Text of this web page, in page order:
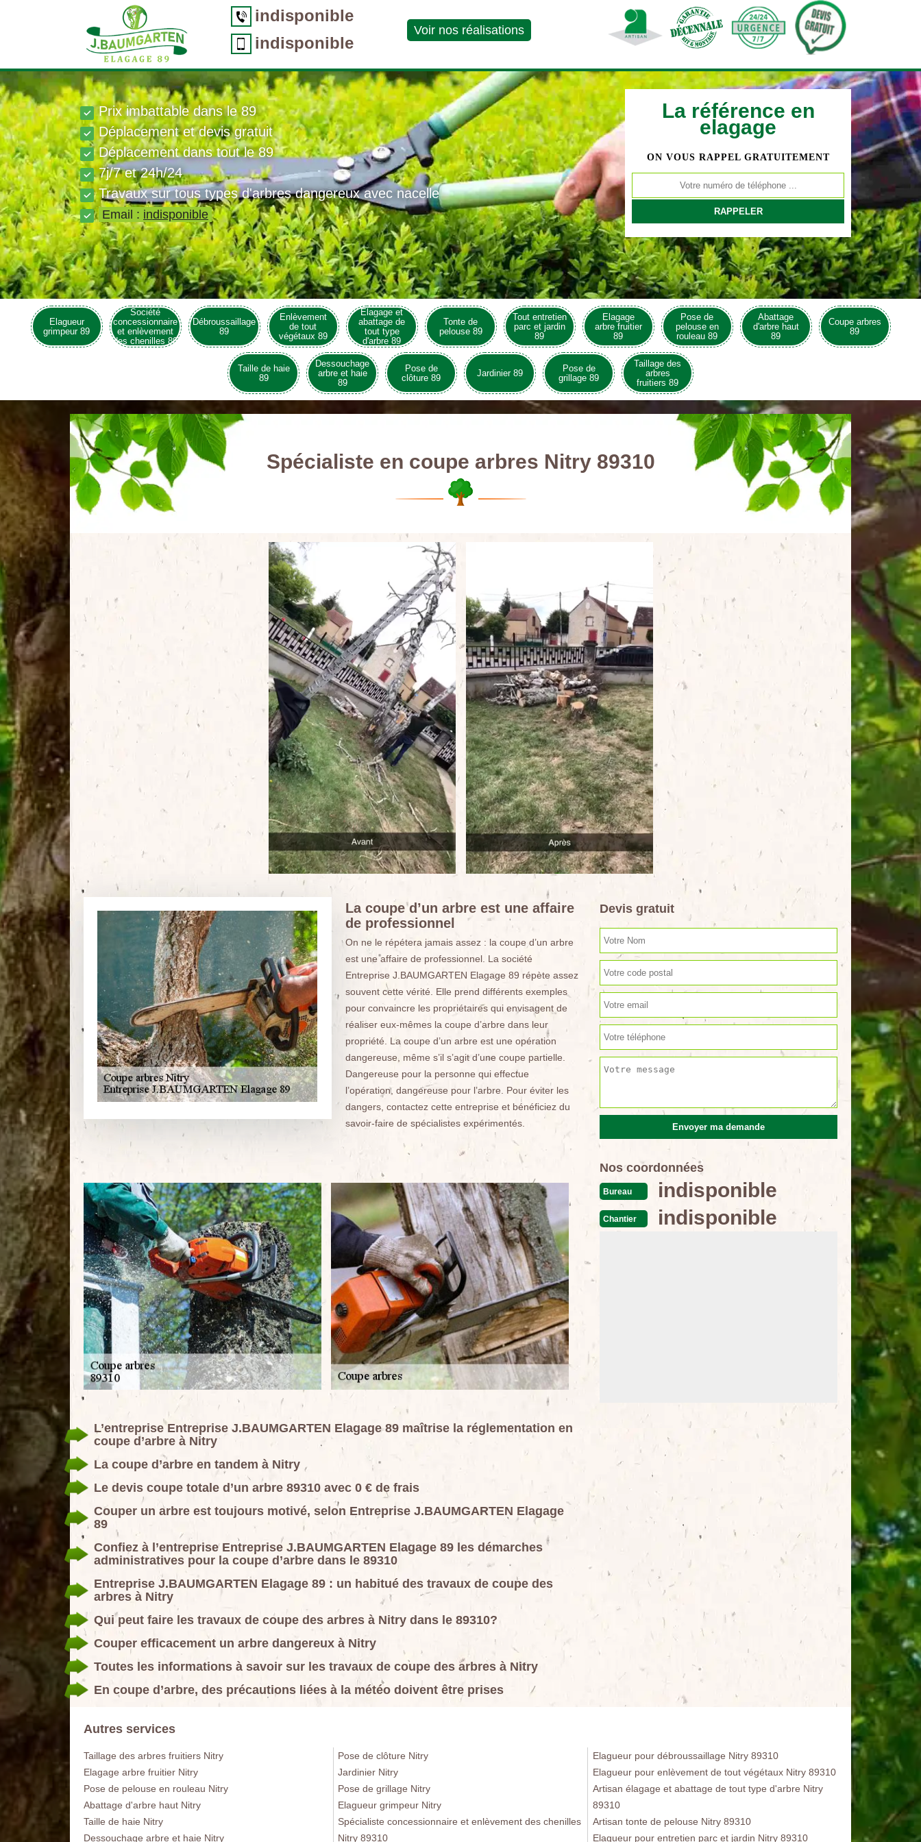
indisponible
indisponible
Voir nos réalisations
La référence en
elagage
ON VOUS RAPPEL GRATUITEMENT
Prix imbattable dans le 89
Déplacement et devis gratuit
Déplacement dans tout le 89
7j/7 et 24h/24
Travaux sur tous types d'arbres dangereux avec nacelle
Email : indisponible
Elagueur
grimpeur 89
Société
concessionnaire
et enlèvement
des chenilles 89
Débroussaillage
89
Enlèvement
de tout
végétaux 89
Elagage et
abattage de
tout type
d'arbre 89
Tonte de
pelouse 89
Tout entretien
parc et jardin
89
Elagage
arbre fruitier
89
Pose de
pelouse en
rouleau 89
Abattage
d'arbre haut
89
Coupe arbres
89
Taille de haie
89
Dessouchage
arbre et haie
89
Pose de
clôture 89
Jardinier 89
Pose de
grillage 89
Taillage des
arbres
fruitiers 89
Spécialiste en coupe arbres Nitry 89310
La coupe d’un arbre est une affaire
de professionnel
On ne le répétera jamais assez : la coupe d’un arbre
est une affaire de professionnel. La société
Entreprise J.BAUMGARTEN Elagage 89 répète assez
souvent cette vérité. Elle prend différents exemples
pour convaincre les propriétaires qui envisagent de
réaliser eux-mêmes la coupe d’arbre dans leur
propriété. La coupe d’un arbre est une opération
dangereuse, même s’il s’agit d’une coupe partielle.
Dangereuse pour la personne qui effectue
l’opération, dangereuse pour l’arbre. Pour éviter les
dangers, contactez cette entreprise et bénéficiez du
savoir-faire de spécialistes expérimentés.
L’entreprise Entreprise J.BAUMGARTEN Elagage 89 maîtrise la réglementation en
coupe d’arbre à Nitry
La coupe d’arbre en tandem à Nitry
Le devis coupe totale d’un arbre 89310 avec 0 € de frais
Couper un arbre est toujours motivé, selon Entreprise J.BAUMGARTEN Elagage
89
Confiez à l’entreprise Entreprise J.BAUMGARTEN Elagage 89 les démarches
administratives pour la coupe d’arbre dans le 89310
Entreprise J.BAUMGARTEN Elagage 89 : un habitué des travaux de coupe des
arbres à Nitry
Qui peut faire les travaux de coupe des arbres à Nitry dans le 89310?
Couper efficacement un arbre dangereux à Nitry
Toutes les informations à savoir sur les travaux de coupe des arbres à Nitry
En coupe d’arbre, des précautions liées à la météo doivent être prises
Devis gratuit
Nos coordonnées
Bureau indisponible
Chantier indisponible
Autres services
Taillage des arbres fruitiers Nitry
Elagage arbre fruitier Nitry
Pose de pelouse en rouleau Nitry
Abattage d'arbre haut Nitry
Taille de haie Nitry
Dessouchage arbre et haie Nitry
Pose de clôture Nitry
Jardinier Nitry
Pose de grillage Nitry
Elagueur grimpeur Nitry
Spécialiste concessionnaire et enlèvement des chenilles
Nitry 89310
Elagueur pour débroussaillage Nitry 89310
Elagueur pour enlèvement de tout végétaux Nitry 89310
Artisan élagage et abattage de tout type d'arbre Nitry
89310
Artisan tonte de pelouse Nitry 89310
Elagueur pour entretien parc et jardin Nitry 89310